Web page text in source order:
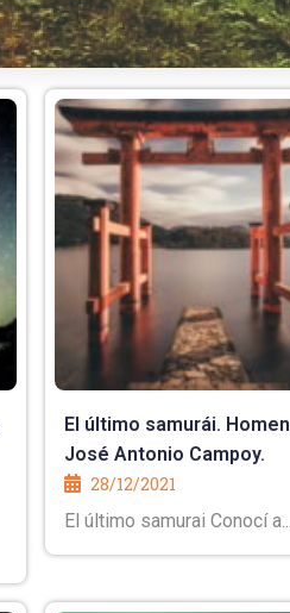
El último samurái.
José Antonio Campoy.
28/12/2021
El último samurai Conocí a...